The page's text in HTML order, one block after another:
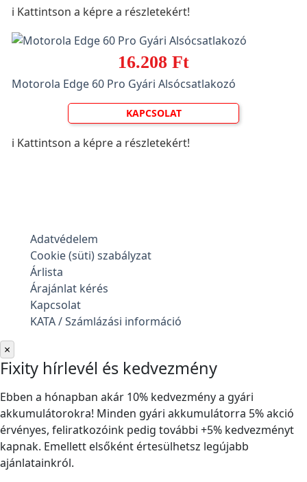
ℹ️ Kattintson a képre a részletekért!
16.208 Ft
Motorola Edge 60 Pro Gyári Alsócsatlakozó
KAPCSOLAT
ℹ️ Kattintson a képre a részletekért!
Adatvédelem
Cookie (süti) szabályzat
Árlista
Árajánlat kérés
Kapcsolat
KATA / Számlázási információ
×
Fixity hírlevél és kedvezmény
Ebben a hónapban akár 10% kedvezmény a gyári
akkumulátorokra! Minden gyári akkumulátorra 5% akció
érvényes, feliratkozóink pedig további +5% kedvezményt
kapnak. Emellett elsőként értesülhetsz legújabb
ajánlatainkról.